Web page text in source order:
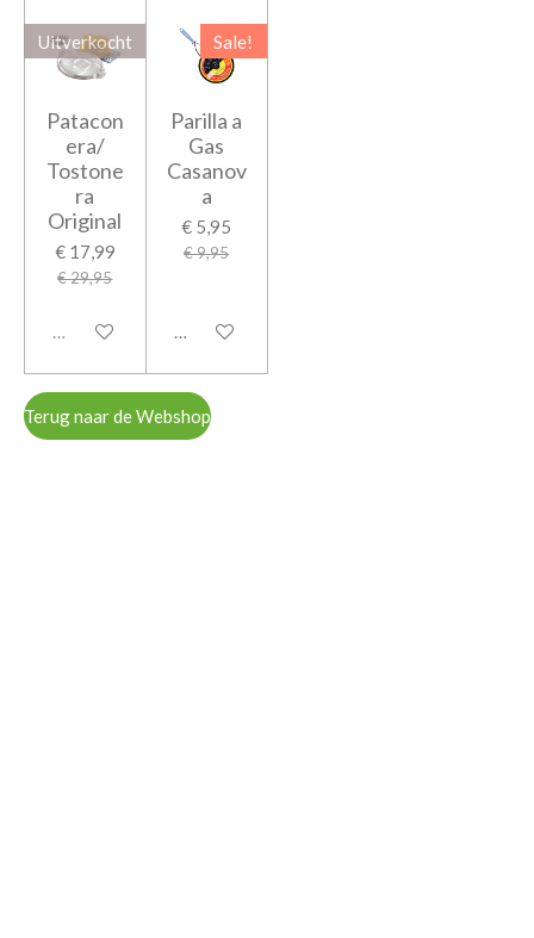
Uitverkocht
Patacon
era/
Tostone
ra
Original
€ 17,99
€ 29,95
Uitverkocht
Sale!
Parilla a
Gas
Casanov
a
€ 5,95
€ 9,95
In winkelwagen
Terug naar de Webshop